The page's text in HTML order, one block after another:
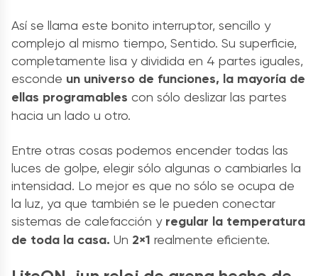
Así se llama este bonito interruptor, sencillo y
complejo al mismo tiempo, Sentido. Su superficie,
completamente lisa y dividida en 4 partes iguales,
esconde un universo de funciones, la mayoría de
ellas programables con sólo deslizar las partes
hacia un lado u otro.
Entre otras cosas podemos encender todas las
luces de golpe, elegir sólo algunas o cambiarles la
intensidad. Lo mejor es que no sólo se ocupa de
la luz, ya que también se le pueden conectar
sistemas de calefacción y regular la temperatura
de toda la casa. Un 2×1 realmente eficiente.